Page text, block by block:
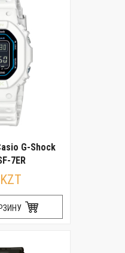
G-Shock
7ER